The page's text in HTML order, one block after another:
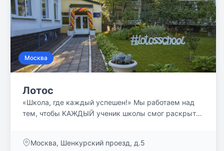
Москва
Лотос
«Школа, где каждый успешен!» Мы работаем над
тем, чтобы КАЖДЫЙ ученик школы смог раскрыть
подготовки к сдаче Кембриджских экзаменов.
Москва, Шенкурский проезд, д.5